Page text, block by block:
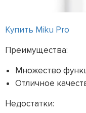
Купить Miku Pro
Преимущества:
Множество
Отличное
Недостатки: